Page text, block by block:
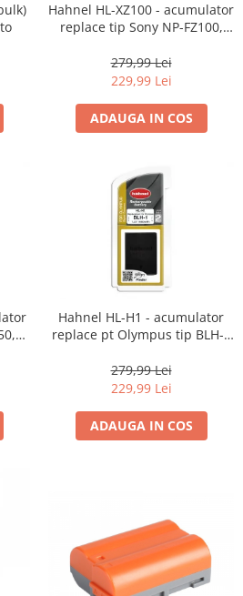
Hahnel HL-XZ100 - acumulator
replace tip Sony NP-FZ100,
279,99 Lei
229,99 Lei
ADAUGA IN COS
Hahnel HL-H1 - acumulator
replace pt Olympus tip BLH-1
279,99 Lei
229,99 Lei
ADAUGA IN COS